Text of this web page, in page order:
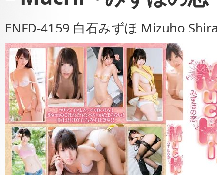
ENFD-4159 白石みずほ Mizuho